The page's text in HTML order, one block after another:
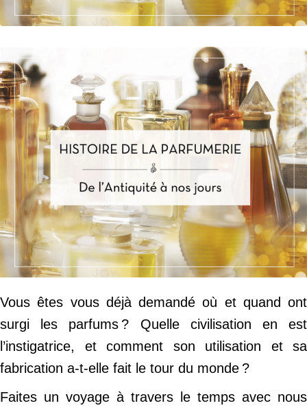
Vous êtes vous déjà demandé où et quand ont
surgi les parfums ? Quelle civilisation en est
l’instigatrice, et comment son utilisation et sa
fabrication a-t-elle fait le tour du monde ?
Faites un voyage à travers le temps avec nous